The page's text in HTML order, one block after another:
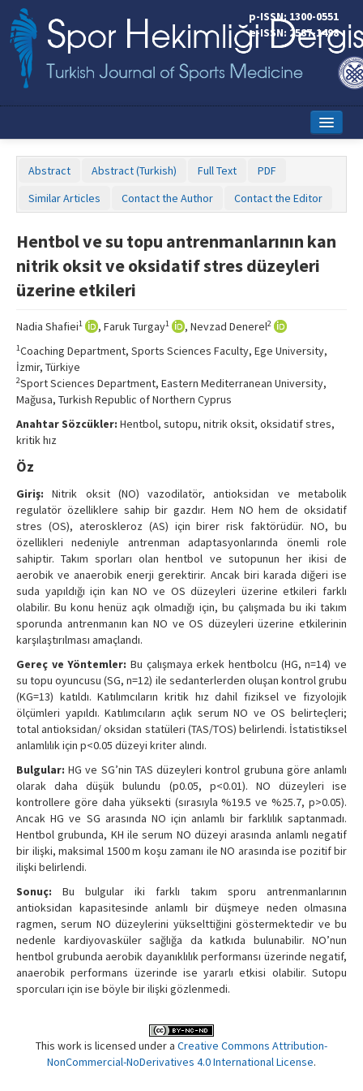
p-ISSN: 1300-0551
e-ISSN: 2587-1498
Online First
Aims and Scope
Copyright Transfer Form
Contact Us
Abstract Abstract (Turkish) Full Text
PDF
Similar Articles
Contact the Author Contact the Editor
Hentbol ve su topu antrenmanlarının kan
nitrik oksit ve oksidatif stres düzeyleri
üzerine etkileri
Nadia Shafiei1 , Faruk Turgay1 , Nevzad Denerel2
1Coaching Department, Sports Sciences Faculty, Ege University,
İzmir, Türkiye
2Sport Sciences Department, Eastern Mediterranean University,
Mağusa, Turkish Republic of Northern Cyprus
Anahtar Sözcükler: Hentbol, sutopu, nitrik oksit, oksidatif stres,
kritik hız
Öz
Giriş: Nitrik oksit (NO) vazodilatör, antioksidan ve metabolik
regulatör özelliklere sahip bir gazdır. Hem NO hem de oksidatif
stres (OS), ateroskleroz (AS) için birer risk faktörüdür. NO, bu
özellikleri nedeniyle antrenman adaptasyonlarında önemli role
sahiptir. Takım sporları olan hentbol ve sutopunun her ikisi de
aerobik ve anaerobik enerji gerektirir. Ancak biri karada diğeri ise
suda yapıldığı için kan NO ve OS düzeyleri üzerine etkileri farklı
olabilir. Bu konu henüz açık olmadığı için, bu çalışmada bu iki takım
sporunda antrenmanın kan NO ve OS düzeyleri üzerine etkilerinin
karşılaştırılması amaçlandı.
Gereç ve Yöntemler: Bu çalışmaya erkek hentbolcu (HG, n=14) ve
su topu oyuncusu (SG, n=12) ile sedanterlerden oluşan kontrol grubu
(KG=13) katıldı. Katılımcıların kritik hız dahil fiziksel ve fizyolojik
ölçümleri yapıldı. Katılımcıların açlık serum NO ve OS belirteçleri;
total antioksidan/ oksidan statüleri (TAS/TOS) belirlendi. İstatistiksel
anlamlılık için p<0.05 düzeyi kriter alındı.
Bulgular: HG ve SG’nin TAS düzeyleri kontrol grubuna göre anlamlı
olarak daha düşük bulundu (p0.05, p<0.01). NO düzeyleri ise
kontrollere göre daha yüksekti (sırasıyla %19.5 ve %25.7, p>0.05).
Ancak HG ve SG arasında NO için anlamlı bir farklılık saptanmadı.
Hentbol grubunda, KH ile serum NO düzeyi arasında anlamlı negatif
bir ilişki, maksimal 1500 m koşu zamanı ile NO arasında ise pozitif bir
ilişki belirlendi.
Sonuç: Bu bulgular iki farklı takım sporu antrenmanlarının
antioksidan kapasitesinde anlamlı bir düşmeye neden olmasına
ragmen, serum NO düzeylerini yükselttiğini göstermektedir ve bu
nedenle kardiyovasküler sağlığa da katkıda bulunabilir. NO’nun
hentbol grubunda aerobik dayanıklılık performansı üzerinde negatif,
anaerobik performans üzerinde ise yararlı etkisi olabilir. Sutopu
sporcuları için ise böyle bir ilişki gözlenmedi.
This work is licensed under a Creative Commons Attribution-
NonCommercial-NoDerivatives 4.0 International License.